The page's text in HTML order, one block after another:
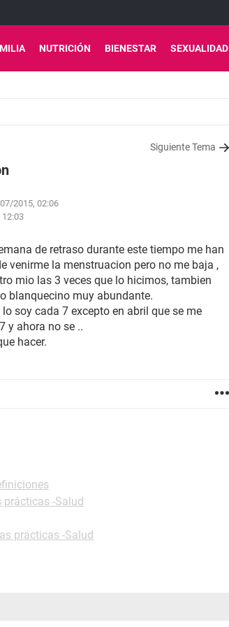
NUTRICIÓN BIENESTAR SEXUALIDAD
Siguiente Tema
2015, 02:06
12:03
de retraso durante este tiempo me han
venirme la menstruacion pero no me baja ,
mio las 3 veces que lo hicimos, tambien
blanquecino muy abundante.
soy cada 7 excepto en abril que se me
y ahora no se ..
hacer.
prácticas -Salud
prácticas -Salud